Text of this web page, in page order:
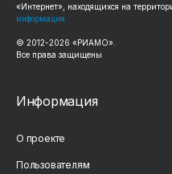
«Интернет», находящихся на
информация
© 2012-2026 «РИАМО».
Все права защищены
Информация
О проекте
Пользователям